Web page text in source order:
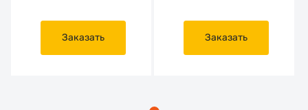
Заказать Заказать